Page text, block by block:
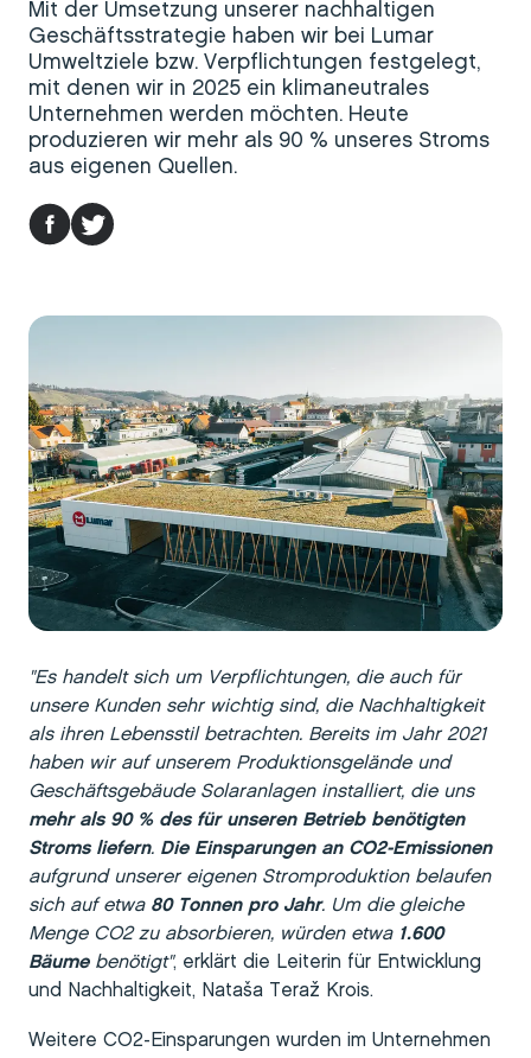
Mit der Umsetzung unserer nachhaltigen
Geschäftsstrategie haben wir bei Lumar
Umweltziele bzw. Verpflichtungen festgelegt,
mit denen wir in 2025 ein klimaneutrales
Unternehmen werden möchten. Heute
produzieren wir mehr als 90 % unseres Stroms
aus eigenen Quellen.
"Es handelt sich um Verpflichtungen, die auch für
unsere Kunden sehr wichtig sind, die Nachhaltigkeit
als ihren Lebensstil betrachten. Bereits im Jahr 2021
haben wir auf unserem Produktionsgelände und
Geschäftsgebäude Solaranlagen installiert, die uns
mehr als 90 % des für unseren Betrieb benötigten
Stroms liefern. Die Einsparungen an CO2-Emissionen
aufgrund unserer eigenen Stromproduktion belaufen
sich auf etwa 80 Tonnen pro Jahr. Um die gleiche
Menge CO2 zu absorbieren, würden etwa 1.600
Bäumebenötigt", erklärt die Leiterin für Entwicklung
und Nachhaltigkeit, Nataša Teraž Krois.
Weitere CO2-Einsparungen wurden im Unternehmen